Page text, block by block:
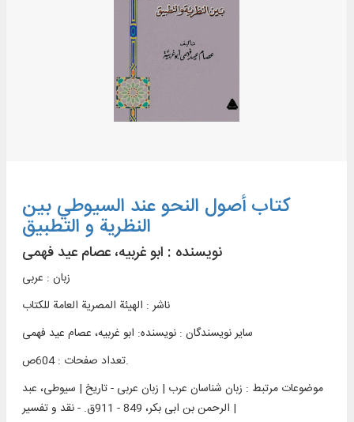
کتاب أصول النحو عند السیوطي بین
النظریة و التطبیق
نویسنده : ابو غربیه، عصام عید فهمی
زبان : عربی
ناشر : الهیئة المصریة العامة للکتاب
سایر نویسندگان : نویسنده: ابو غربیه، عصام عید فهمی
تعداد صفحات : 604ص.
موضوعات مرتبط : زبان شناسان عرب | زبان عربی - تاریخ | سیوطی، عبد
الرحمن بن ابی بکر، 849 - 911ق. - نقد و تفسیر |